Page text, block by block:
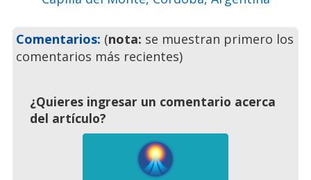
Comentarios: (nota: se muestran primero los
comentarios más recientes)
¿Quieres ingresar un comentario acerca
del artículo?